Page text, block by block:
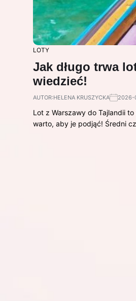
LOTY
Jak długo trwa
wiedzieć!
AUTOR:HELENA KRUSZYCKA 2026-
Lot z Warszawy do Tajlandii
warto, aby je podjąć! Średni